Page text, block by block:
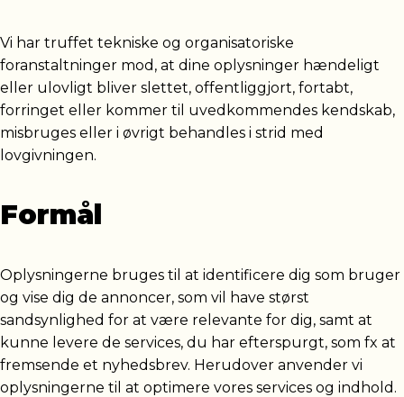
Vi har truffet tekniske og organisatoriske
foranstaltninger mod, at dine oplysninger hændeligt
eller ulovligt bliver slettet, offentliggjort, fortabt,
forringet eller kommer til uvedkommendes kendskab,
misbruges eller i øvrigt behandles i strid med
lovgivningen.
Formål
Oplysningerne bruges til at identificere dig som bruger
og vise dig de annoncer, som vil have størst
sandsynlighed for at være relevante for dig, samt at
kunne levere de services, du har efterspurgt, som fx at
fremsende et nyhedsbrev. Herudover anvender vi
oplysningerne til at optimere vores services og indhold.